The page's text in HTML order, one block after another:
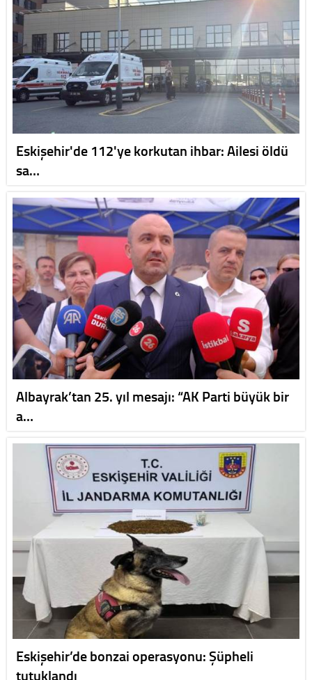
Eskişehir'de 112'ye korkutan ihbar: Ailesi öldü
sa…
Albayrak’tan 25. yıl mesajı: “AK Parti büyük bir
a…
Eskişehir’de bonzai operasyonu: Şüpheli
tutuklandı